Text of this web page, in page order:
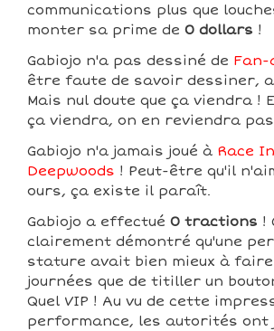
communications plus que
monter sa prime de 0 dollars !
Gabiojo n'a pas dessiné de
être faute de savoir dessiner,
Mais nul doute que ça viendra !
ça viendra, on en reviendra
Gabiojo n'a jamais joué à Race
Deepwoods ! Peut-être qu'il
ours, ça existe il paraît.
Gabiojo a effectué 0 tractions !
clairement démontré qu'une
stature avait bien mieux à faire
journées que de titiller un
Quel VIP ! Au vu de cette
performance, les autorités ont